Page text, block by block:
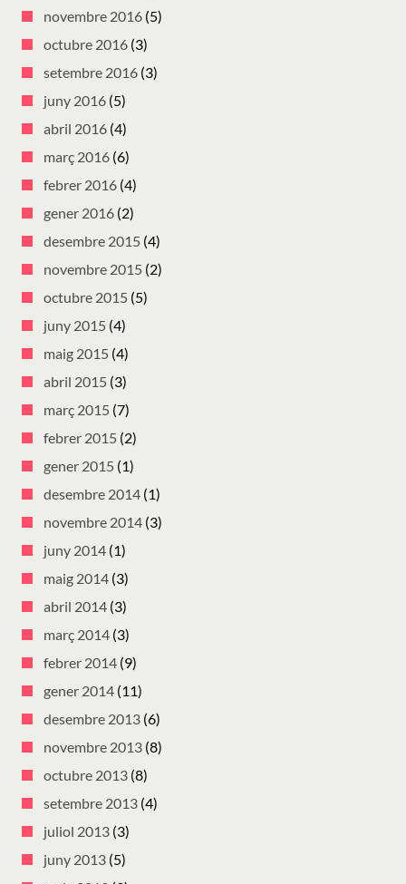
novembre 2016 (5)
octubre 2016 (3)
setembre 2016 (3)
juny 2016 (5)
abril 2016 (4)
març 2016 (6)
febrer 2016 (4)
gener 2016 (2)
desembre 2015 (4)
novembre 2015 (2)
octubre 2015 (5)
juny 2015 (4)
maig 2015 (4)
abril 2015 (3)
març 2015 (7)
febrer 2015 (2)
gener 2015 (1)
desembre 2014 (1)
novembre 2014 (3)
juny 2014 (1)
maig 2014 (3)
abril 2014 (3)
març 2014 (3)
febrer 2014 (9)
gener 2014 (11)
desembre 2013 (6)
novembre 2013 (8)
octubre 2013 (8)
setembre 2013 (4)
juliol 2013 (3)
juny 2013 (5)